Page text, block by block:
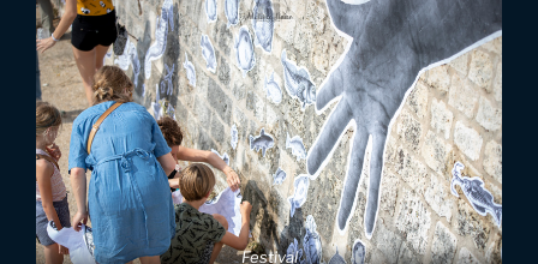
Festival